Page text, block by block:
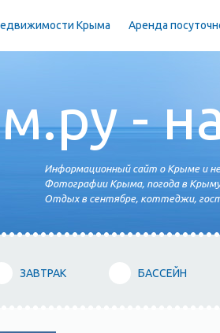
Крыма Аренда
-
Информационный сайт о Крыме и
Фотографии Крыма, погода в
Отдых в сентябре, коттеджи,
ЗАВТРАК БАССЕЙН